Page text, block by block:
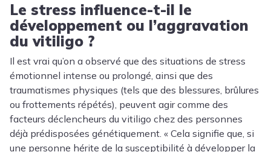
Le stress influence-t-il le
développement ou l’aggravation
du vitiligo ?
Il est vrai qu’on a observé que des situations de stress
émotionnel intense ou prolongé, ainsi que des
traumatismes physiques (tels que des blessures, brûlures
ou frottements répétés), peuvent agir comme des
facteurs déclencheurs du vitiligo chez des personnes
déjà prédisposées génétiquement. « Cela signifie que, si
une personne hérite de la susceptibilité à développer la